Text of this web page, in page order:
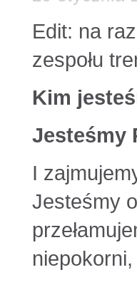
Edit: na
zespołu
Kim
Jesteśmy
I
Jesteśmy